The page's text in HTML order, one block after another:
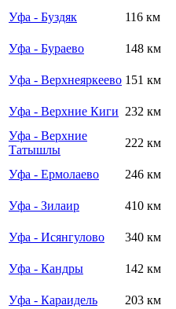
Уфа - Буздяк
116 км
Уфа - Бураево
148 км
Уфа - Верхнеяркеево 151 км
Уфа - Верхние Киги 232 км
Уфа - Верхние
Татышлы
222 км
Уфа - Ермолаево
246 км
Уфа - Зилаир
410 км
Уфа - Исянгулово
340 км
Уфа - Кандры
142 км
Уфа - Караидель
203 км